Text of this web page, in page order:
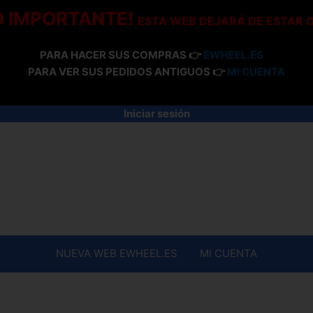
IMPORTANTE! ESTA WEB DEJARÁ DE ESTAR
PARA HACER SUS COMPRAS 👉 EWHEEL.ES
PARA VER SUS PEDIDOS ANTIGUOS 👉 MI CUENTA
Iniciar sesión
NUEVA WEB EWHEEL.ES MI CUENTA